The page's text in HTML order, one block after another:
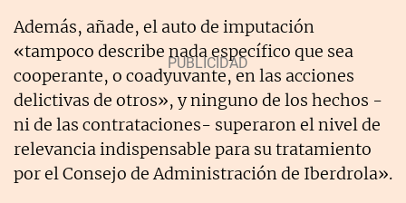
Además, añade, el auto de imputación
«tampoco describe nada específico que sea
cooperante, o coadyuvante, en las acciones
delictivas de otros», y ninguno de los hechos -
ni de las contrataciones- superaron el nivel de
relevancia indispensable para su tratamiento
por el Consejo de Administración de Iberdrola».